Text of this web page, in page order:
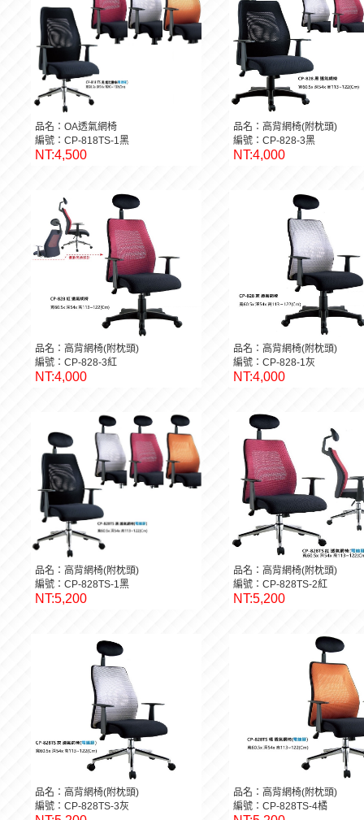
品名：OA透氣網椅
編號：CP-818TS-1黑
NT:4,500
品名：高背網椅(附枕頭)
編號：CP-828-3黑
NT:4,000
品名：高背網椅(附枕頭)
編號：CP-828-3紅
NT:4,000
品名：高背網椅(附枕頭)
編號：CP-828-1灰
NT:4,000
品名：高背網椅(附枕頭)
編號：CP-828TS-1黑
NT:5,200
品名：高背網椅(附枕頭)
編號：CP-828TS-2紅
NT:5,200
品名：高背網椅(附枕頭)
編號：CP-828TS-3灰
品名：高背網椅(附枕頭)
編號：CP-828TS-4橘